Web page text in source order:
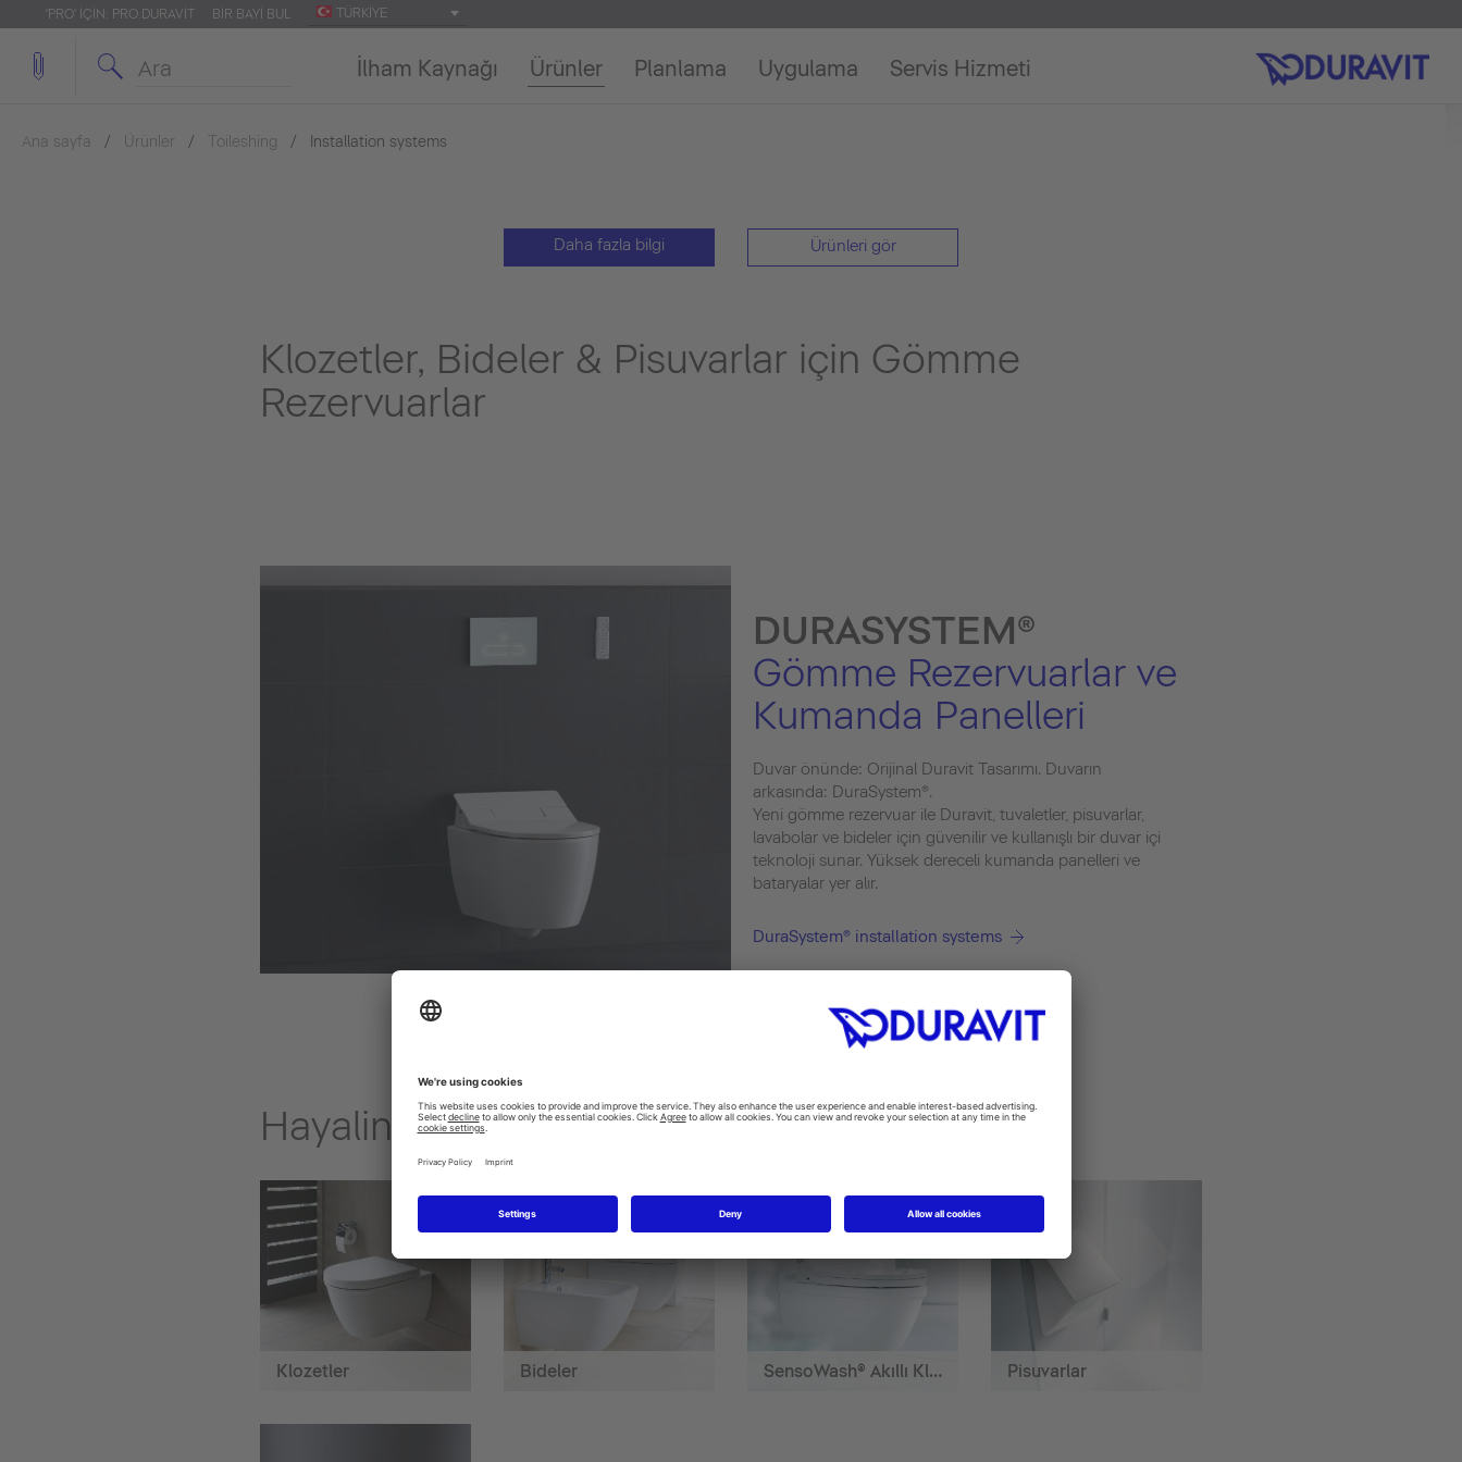
'PRO' IÇIN: PRO.DURAVIT BIR BAYI BUL TÜRKIYE
İlham Kaynağı Ürünler Planlama Uygulama Servis Hizmeti
Ana sayfa Ürünler Toileshing Installation systems
Daha fazla bilgi Ürünleri gör
Klozetler, Bideler & Pisuvarlar için Gömme
Rezervuarlar
DURASYSTEM®
Gömme Rezervuarlar ve
Kumanda Panelleri
Duvar önünde: Orijinal Duravit Tasarımı. Duvarın
arkasında: DuraSystem®.
Yeni gömme rezervuar ile Duravit, tuvaletler, pisuvarlar,
lavabolar ve bideler için güvenilir ve kullanışlı bir duvar içi
teknoloji sunar. Yüksek dereceli kumanda panelleri ve
bataryalar yer alır.
DuraSystem® installation systems
Hayalinizdeki banyo için daha fazla fikir
Klozetler Bideler SensoWash® Akıllı Klozetler Pisuvarlar